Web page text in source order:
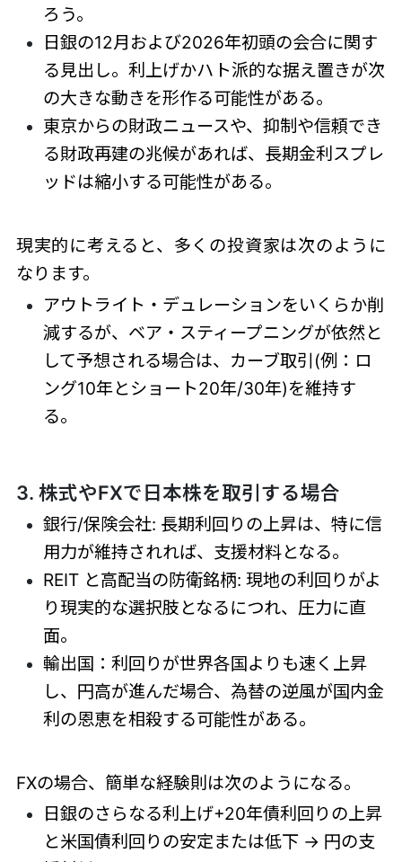
ろう。
日銀の12月および2026年初頭の会合に関す
る見出し。利上げかハト派的な据え置きが次
の大きな動きを形作る可能性がある。
東京からの財政ニュースや、抑制や信頼でき
る財政再建の兆候があれば、長期金利スプレ
ッドは縮小する可能性がある。
現実的に考えると、多くの投資家は次のように
なります。
アウトライト・デュレーションをいくらか削
減するが、ベア・スティープニングが依然と
して予想される場合は、カーブ取引(例：ロ
ング10年とショート20年/30年)を維持す
る。
3. 株式やFXで日本株を取引する場合
銀行/保険会社: 長期利回りの上昇は、特に信
用力が維持されれば、支援材料となる。
REIT と高配当の防衛銘柄: 現地の利回りがよ
り現実的な選択肢となるにつれ、圧力に直
面。
輸出国：利回りが世界各国よりも速く上昇
し、円高が進んだ場合、為替の逆風が国内金
利の恩恵を相殺する可能性がある。
FXの場合、簡単な経験則は次のようになる。
日銀のさらなる利上げ+20年債利回りの上昇
と米国債利回りの安定または低下 → 円の支